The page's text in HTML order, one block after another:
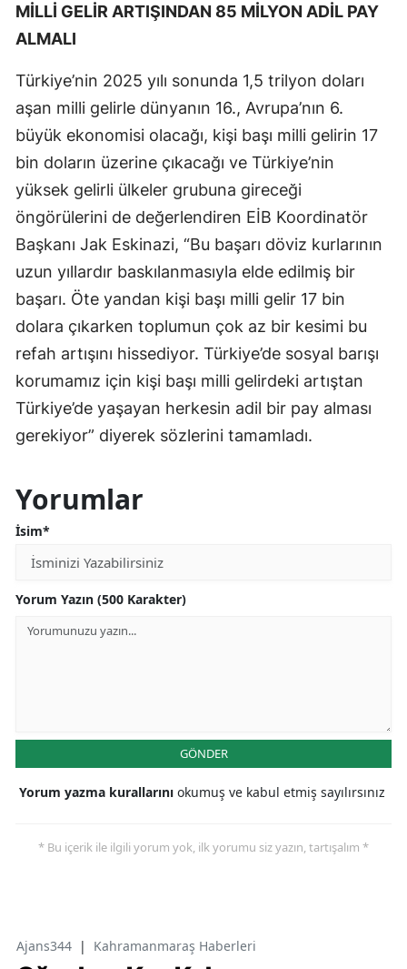
MİLLİ GELİR ARTIŞINDAN 85 MİLYON ADİL PAY
ALMALI
Türkiye’nin 2025 yılı sonunda 1,5 trilyon doları
aşan milli gelirle dünyanın 16., Avrupa’nın 6.
büyük ekonomisi olacağı, kişi başı milli gelirin 17
bin doların üzerine çıkacağı ve Türkiye’nin
yüksek gelirli ülkeler grubuna gireceği
öngörülerini de değerlendiren EİB Koordinatör
Başkanı Jak Eskinazi, “Bu başarı döviz kurlarının
uzun yıllardır baskılanmasıyla elde edilmiş bir
başarı. Öte yandan kişi başı milli gelir 17 bin
dolara çıkarken toplumun çok az bir kesimi bu
refah artışını hissediyor. Türkiye’de sosyal barışı
korumamız için kişi başı milli gelirdeki artıştan
Türkiye’de yaşayan herkesin adil bir pay alması
gerekiyor” diyerek sözlerini tamamladı.
Yorumlar
İsim*
Yorum Yazın (500 Karakter)
GÖNDER
Yorum yazma kurallarını okumuş ve kabul etmiş sayılırsınız
* Bu içerik ile ilgili yorum yok, ilk yorumu siz yazın, tartışalım *
Ajans344 | Kahramanmaraş Haberleri